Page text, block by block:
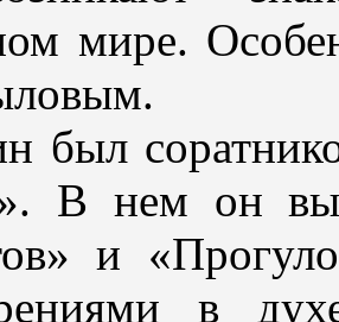
мире.
был
В нем он
и
в